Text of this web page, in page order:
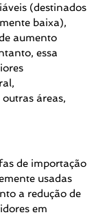
(destinados
baixa),
aumento
essa
áreas,
de importação
usadas
a redução de
em